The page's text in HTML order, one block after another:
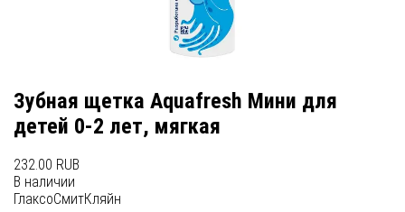
Зубная щетка Aquafresh Мини для
детей 0-2 лет, мягкая
232.00 RUB
В наличии
ГлаксоСмитКляйн